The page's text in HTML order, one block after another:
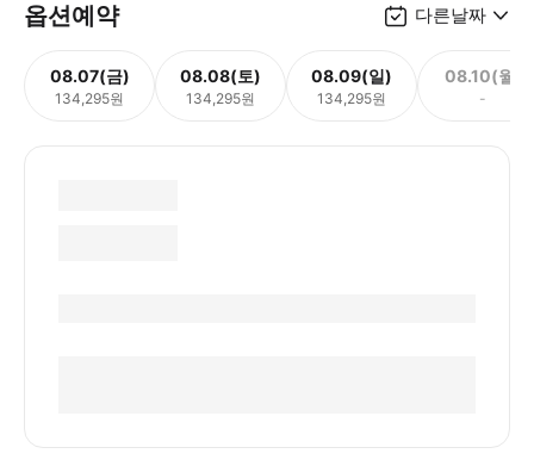
옵션예약 다른날짜
08.07(금)
134,295원
08.08(토)
134,295원
08.09(일)
134,295원
08.10(월)
-